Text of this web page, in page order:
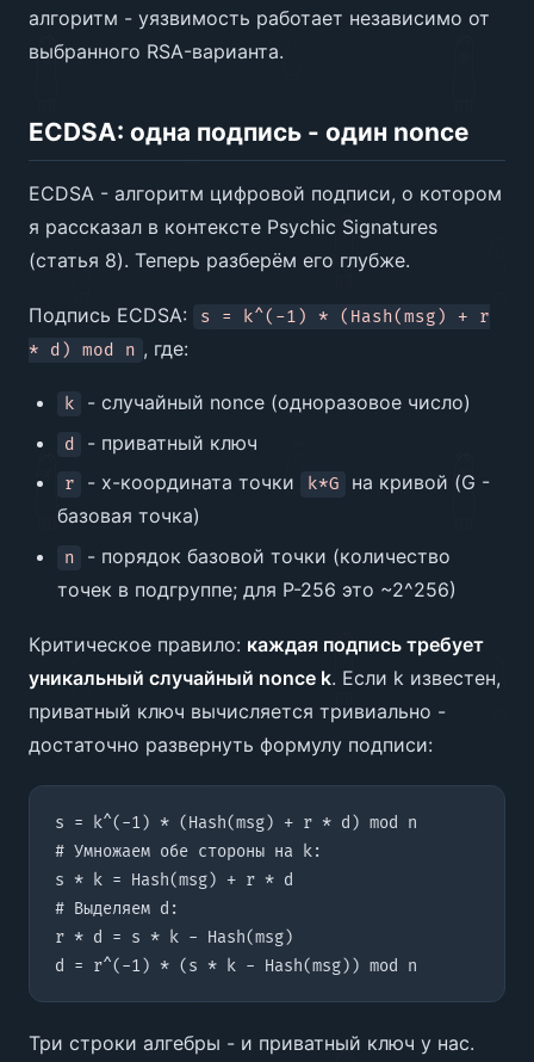
алгоритм - уязвимость работает независимо от
выбранного RSA-варианта.
ECDSA: одна подпись - один nonce
ECDSA - алгоритм цифровой подписи, о котором
я рассказал в контексте Psychic Signatures
(статья 8). Теперь разберём его глубже.
Подпись ECDSA:
s = k^(-1) * (Hash(msg) + r
* d) mod n , где:
k - случайный nonce (одноразовое число)
d - приватный ключ
r - x-координата точки k*G
на кривой (G -
базовая точка)
n
- порядок базовой точки (количество
точек в подгруппе; для P-256 это ~2^256)
Критическое правило: каждая подпись требует
уникальный случайный nonce k. Если k известен,
приватный ключ вычисляется тривиально -
достаточно развернуть формулу подписи:
Три строки алгебры - и приватный ключ у нас.